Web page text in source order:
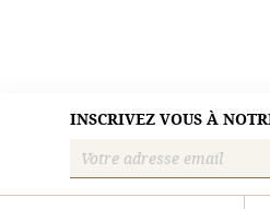
INSCRIVEZ VOUS À